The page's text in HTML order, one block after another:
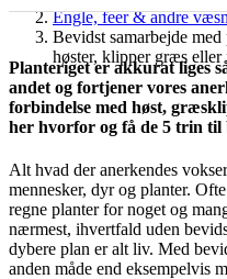
Engle, feer & andre
Bevidst samarbejde
høster, klipper græs
Planteriget er akkurat liges
andet og fortjener vores
forbindelse med høst,
her hvorfor og få de 5 trin til
Alt hvad der anerkendes
mennesker, dyr og planter.
regne planter for noget og
nærmest, ihvertfald uden
dybere plan er alt liv. Med
anden måde end eksempelvis